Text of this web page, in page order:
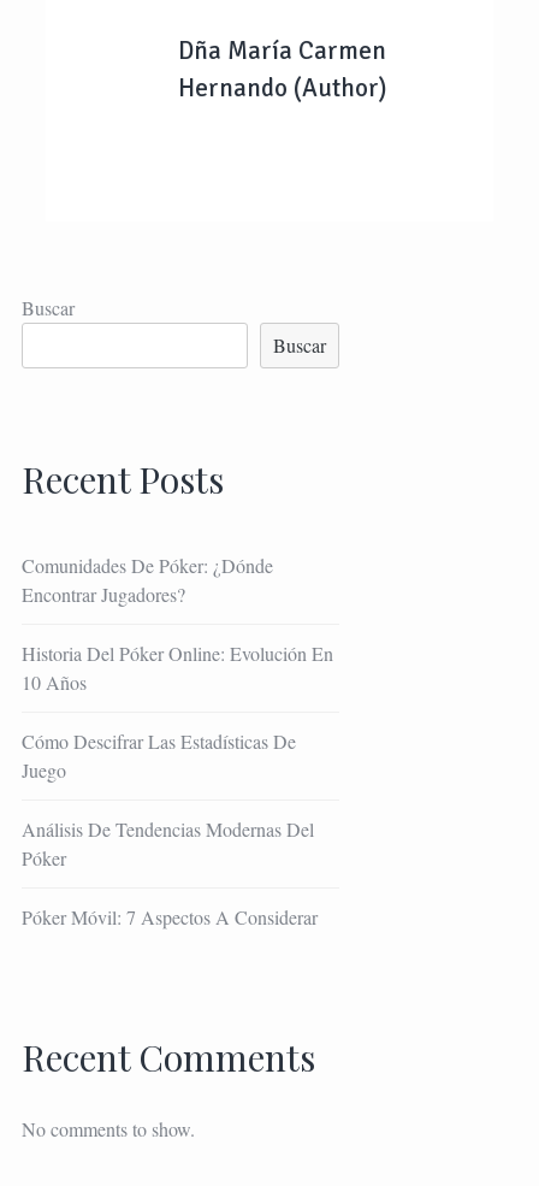
Dña María Carmen
Hernando (Author)
Buscar
Buscar
Recent Posts
Comunidades De Póker: ¿Dónde
Encontrar Jugadores?
Historia Del Póker Online: Evolución En
10 Años
Cómo Descifrar Las Estadísticas De
Juego
Análisis De Tendencias Modernas Del
Póker
Póker Móvil: 7 Aspectos A Considerar
Recent Comments
No comments to show.